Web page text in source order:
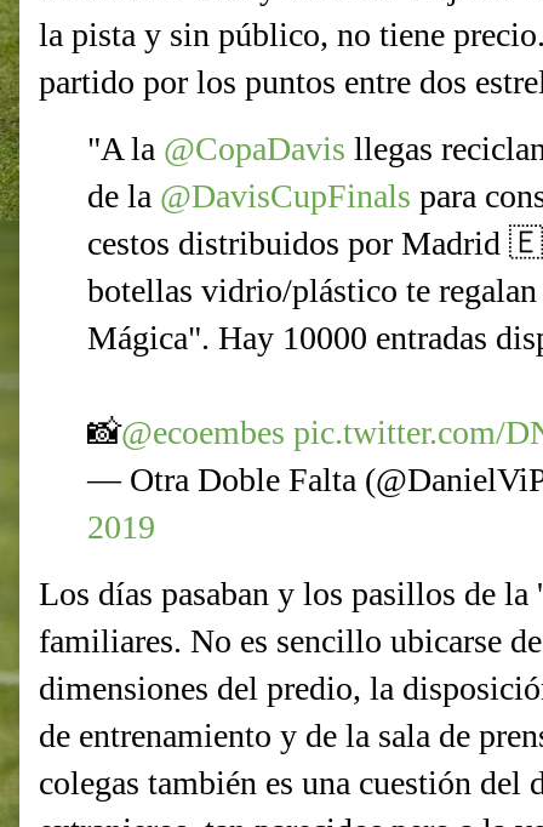
la pista y sin público, no tiene
partido por los puntos entre dos
"A la @CopaDavis llegas
de la @DavisCupFinals para
cestos distribuidos por Madrid
botellas vidrio/plástico te
Mágica". Hay 10000 entradas
📸@ecoembes pic.twitter.com/
— Otra Doble Falta
2019
Los días pasaban y los pasillos de la
familiares. No es sencillo ubicarse
dimensiones del predio, la
de entrenamiento y de la sala de
colegas también es una cuestión del